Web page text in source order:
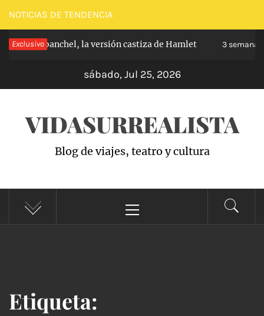
Saltar
al
contenido
NOTICIAS DE TENDENCIA
Exclusivo
de Carabanchel, la versión castiza de Hamlet 3 semanas
sábado, Jul 25, 2026
VIDASURREALISTA
Blog de viajes, teatro y cultura
principal
Etiqueta: